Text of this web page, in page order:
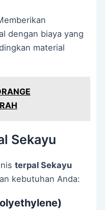
dengan biaya yang
material
Sekayu
terpal Sekayu
kebutuhan Anda: